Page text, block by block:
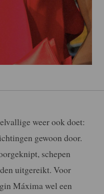
weer ook doet:
gewoon door.
schepen
uitgereikt. Voor
Máxima wel een